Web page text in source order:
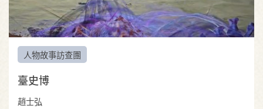
人物故事訪查團
臺史博
趙士弘